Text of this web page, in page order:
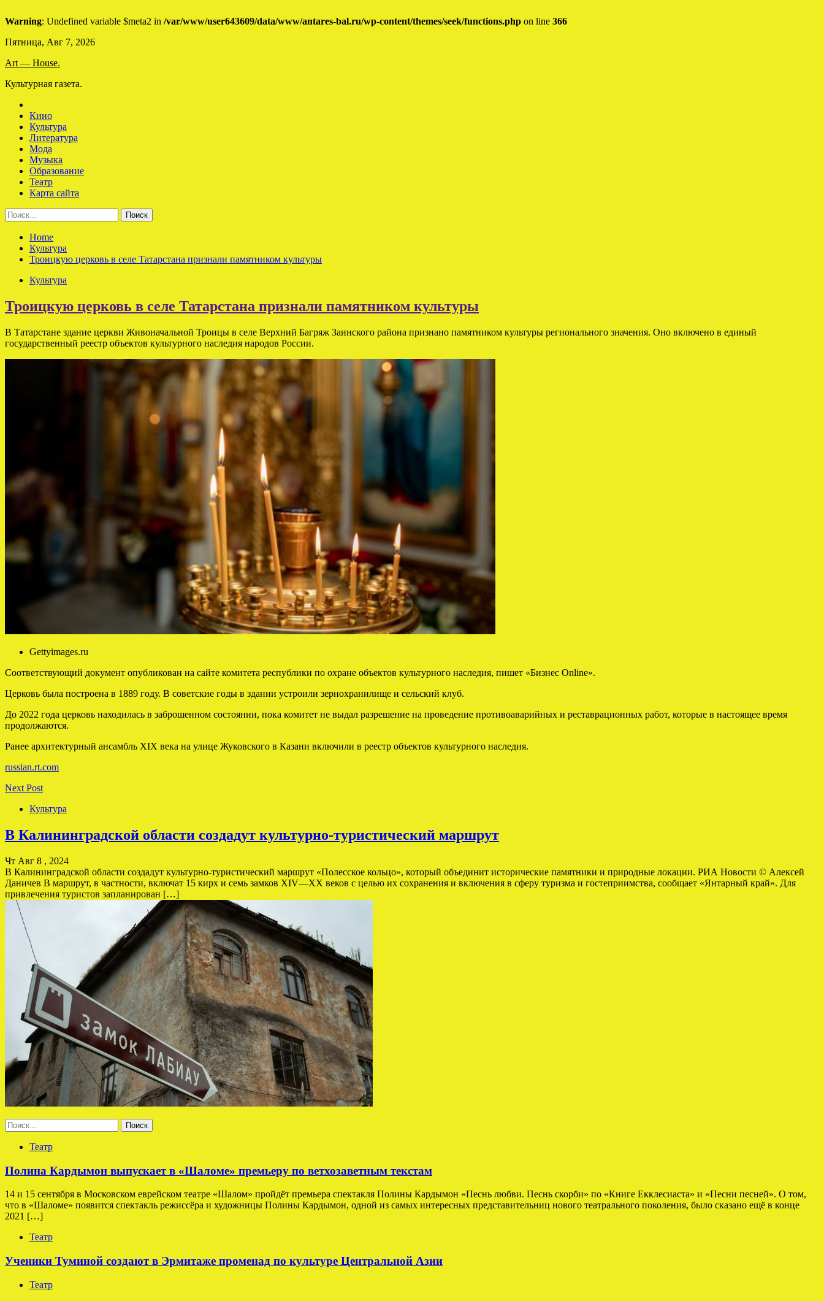
Warning: Undefined variable $meta2 in /var/www/user643609/data/www/antares-bal.ru/wp-content/themes/seek/functions.php on line 366
Skip
content
Пятница, Авг 7, 2026
Art — House.
Культурная газета.
Кино
Культура
Литература
Мода
Музыка
Образование
Театр
Карта сайта
Найти:
Home
Культура
Троицкую церковь в селе Татарстана признали памятником культуры
Культура
Троицкую церковь в селе Татарстана признали памятником культуры
В Татарстане здание церкви Живоначальной Троицы в селе Верхний Багряж Заинского района признано памятником культуры регионального значения. Оно включено в единый
государственный реестр объектов культурного наследия народов России.
Gettyimages.ru
Соответствующий документ опубликован на сайте комитета республики по охране объектов культурного наследия, пишет «Бизнес Online».
Церковь была построена в 1889 году. В советские годы в здании устроили зернохранилище и сельский клуб.
До 2022 года церковь находилась в заброшенном состоянии, пока комитет не выдал разрешение на проведение противоаварийных и реставрационных работ, которые в настоящее время
продолжаются.
Ранее архитектурный ансамбль XIX века на улице Жуковского в Казани включили в реестр объектов культурного наследия.
russian.rt.com
Next Post
Культура
В Калининградской области создадут культурно-туристический маршрут
Чт Авг 8 , 2024
В Калининградской области создадут культурно-туристический маршрут «Полесское кольцо», который объединит исторические памятники и природные локации. РИА Новости © Алексей
Даничев В маршрут, в частности, включат 15 кирх и семь замков XIV—XX веков с целью их сохранения и включения в сферу туризма и гостеприимства, сообщает «Янтарный край». Для
привлечения туристов запланирован […]
Найти:
Театр
Полина Кардымон выпускает в «Шаломе» премьеру по ветхозаветным текстам
14 и 15 сентября в Московском еврейском театре «Шалом» пройдёт премьера спектакля Полины Кардымон «Песнь любви. Песнь скорби» по «Книге Екклесиаста» и «Песни песней». О том,
что в «Шаломе» появится спектакль режиссёра и художницы Полины Кардымон, одной из самых интересных представительниц нового театрального поколения, было сказано ещё в конце
2021 […]
Театр
Ученики Туминой создают в Эрмитаже променад по культуре Центральной Азии
Театр